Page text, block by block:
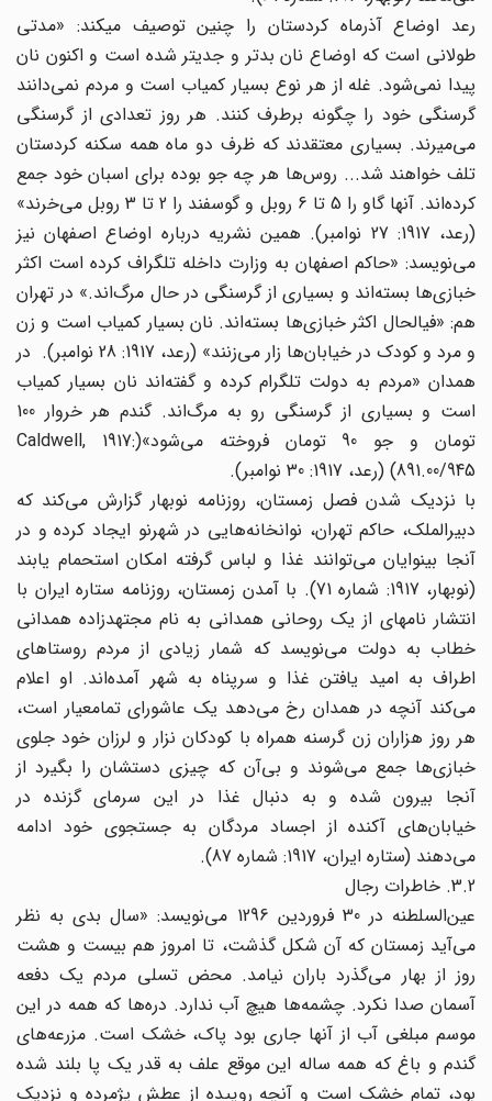
رعد اوضاع آذرماه کردستان را چنین توصیف میکند: «مدتی
طولانی است که اوضاع نان بدتر و جدیتر شده است و اکنون نان
پیدا نمی‌‌شود. غله از هر نوع بسیار کمیاب است و مردم نمی‌‌دانند
گرسنگی خود را چگونه برطرف کنند. هر روز تعدادی از گرسنگی
می‌‌میرند. بسیاری معتقدند که ظرف دو ماه همه سکنه کردستان
تلف خواهند شد... روس‌ها ‌‌هر چه جو بوده برای اسبان خود جمع
کرده‌اند. آنها گاو را 5 تا 6 روبل و گوسفند را 2 تا 3 روبل می‌‌خرند»
(رعد، 1917: 27 نوامبر). همین نشریه درباره اوضاع اصفهان نیز
می‌‌نویسد: «حاکم اصفهان به وزارت داخله تلگراف کرده است اکثر
خبازی‌ها ‌‌بسته‌اند ‌‌و بسیاری از گرسنگی در حال مرگ‌اند.» در تهران
هم: «فیالحال اکثر خبازی‌ها ‌‌بسته‌اند. نان بسیار کمیاب است و زن
و مرد و کودک در خیابان‌ها ‌‌زار می‌‌زنند» (رعد، 1917: 28 نوامبر). در
همدان «مردم به دولت تلگرام کرده و گفته‌اند ‌‌نان بسیار کمیاب
است و بسیاری از گرسنگی رو به مرگ‌اند. گندم هر خروار 100
تومان و جو 90 تومان فروخته می‌‌شود»(Caldwell, 1917:
891.00/945) (رعد، 1917: 30 نوامبر).
با نزدیک شدن فصل زمستان، روزنامه نوبهار گزارش می‌‌کند که
دبیرالملک، حاکم تهران، نوانخانه‌هایی در شهرنو ایجاد کرده و در
آنجا بینوایان می‌‌توانند غذا و لباس گرفته امکان استحمام یابند
(نوبهار، 1917: شماره 71). با آمدن زمستان، روزنامه ستاره ایران با
انتشار نامهای از یک روحانی همدانی به نام مجتهدزاده همدانی
خطاب به دولت می‌‌نویسد که شمار زیادی از مردم روستاهای
اطراف به امید یافتن غذا و سرپناه به شهر آمده‌اند. او اعلام
می‌‌کند آنچه در همدان رخ می‌‌دهد یک عاشورای تمامعیار است،
هر روز هزاران زن گرسنه همراه با کودکان نزار و لرزان خود جلوی
خبازی‌ها ‌‌جمع می‌‌شوند و بی‌آن که چیزی دستشان را بگیرد از
آنجا بیرون شده و به دنبال غذا در این سرمای گزنده در
خیابان‌های ‌‌آکنده از اجساد مردگان به جستجوی خود ادامه
می‌‌دهند (ستاره ایران، 1917: شماره 87).
3.2. خاطرات رجال
عین‌السلطنه در 30 فروردین 1296 می‌‌نویسد: «سال بدی به نظر
می‌‌آید زمستان که آن شکل گذشت، تا امروز هم بیست و هشت
روز از بهار می‌‌گذرد باران نیامد. محض تسلی مردم یک دفعه
آسمان صدا نکرد. چشمه‌ها ‌‌هیچ آب ندارد. دره‌ها ‌‌که همه در این
موسم مبلغی آب از آنها جاری بود پاک، خشک است. مزرعه‌های
‌‌گندم و باغ که همه ساله این موقع علف به قدر یک پا بلند شده
بود، تمام خشک است و آنچه روییده از عطش پژمرده و نزدیک